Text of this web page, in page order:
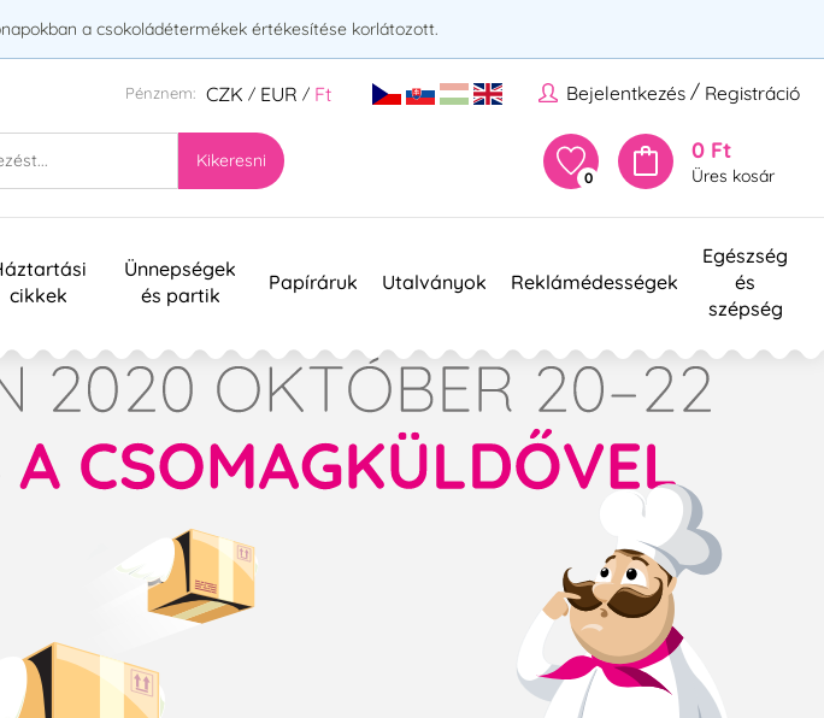
a csokoládétermékek értékesítése korlátozott.
Bejelentkezés / Registráció
Pénznem: CZK / EUR / Ft
Kikeresni
0
0 Ft
Üres kosár
cikkek
Ünnepségek
és partik
Papíráruk Utalványok Reklámédességek
Egészség
és
szépség